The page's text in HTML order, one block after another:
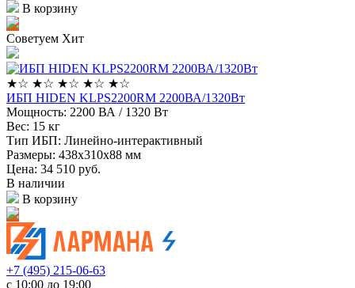
В корзину
Советуем Хит
★☆ ★☆ ★☆ ★☆ ★☆
ИБП HIDEN KLPS2200RM 2200ВА/1320Вт
Мощность: 2200 ВА / 1320 Вт
Вес: 15 кг
Тип ИБП: Линейно-интерактивный
Размеры: 438x310х88 мм
Цена: 34 510 руб.
В наличии
В корзину
+7 (495) 215-06-63
с 10:00 до 19:00